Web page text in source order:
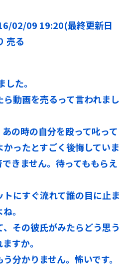
02/09 19:20(最終更新日
売る
た。
動画を売るって言われまし
の時の自分を殴って叱って
ったとすごく後悔していま
きません。待ってももらえ
にすぐ流れて誰の目に止ま
。
その彼氏がみたらどう思う
すか。
分かりません。怖いです。